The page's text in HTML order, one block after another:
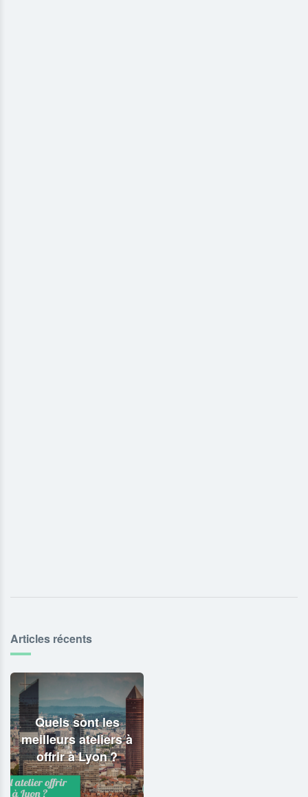
Articles récents
Quels sont les
meilleurs ateliers à
offrir à Lyon ?